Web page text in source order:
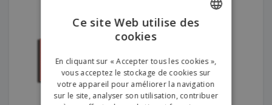
DUTCH
PORTUGUESE
Ce site Web utilise des
cookies
En cliquant sur « Accepter tous les cookies »,
vous acceptez le stockage de cookies sur
votre appareil pour améliorer la navigation
sur le site, analyser son utilisation, contribuer